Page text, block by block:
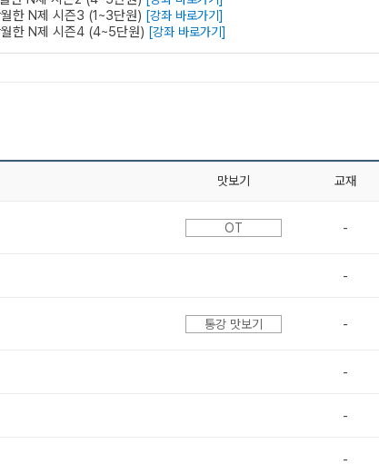
한 N제 시즌3 (1~3단원) [강좌 바로가기]
한 N제 시즌4 (4~5단원) [강좌 바로가기]
맛보기 교재
OT -
-
통강 맛보기 -
-
-
-